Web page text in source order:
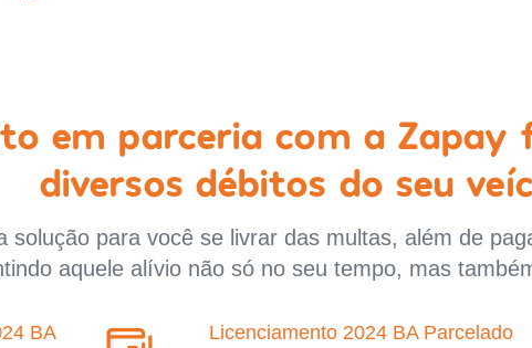
em parceria com a
diversos débitos do seu
solução para você se livrar das multas, além de
aquele alívio não só no seu tempo, mas
BA Licenciamento 2024 BA Parcelado